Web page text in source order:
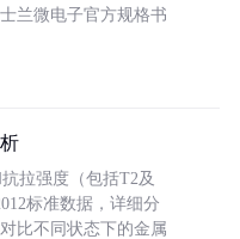
兰微电子官方规格书
拉强度（包括T2及
标准数据，详细分
比不同状态下的金属